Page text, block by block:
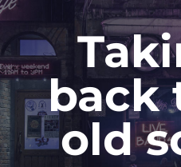
back
old